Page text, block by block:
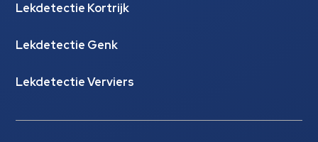
Lekdetectie Kortrijk
Lekdetectie Genk
Lekdetectie Verviers